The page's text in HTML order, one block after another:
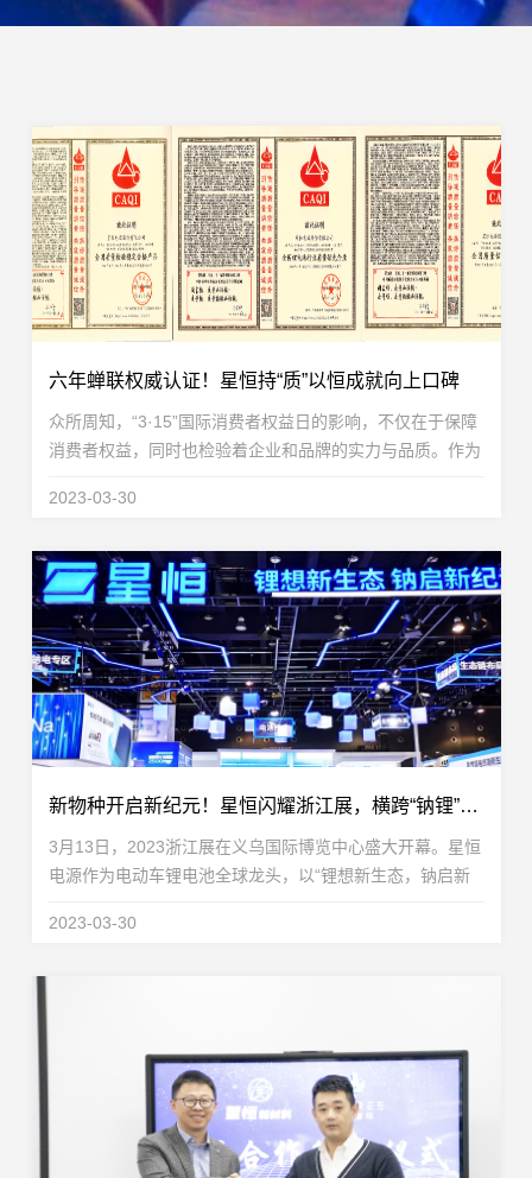
六年蝉联权威认证！星恒持“质”以恒成就向上口碑
众所周知，“3·15”国际消费者权益日的影响，不仅在于保障
消费者权益，同时也检验着企业和品牌的实力与品质。作为
单单的口号，而是企业与品牌要实实在在担...
2023-03-30
新物种开启新纪元！星恒闪耀浙江展，横跨“钠锂”引全场瞩目
3月13日，2023浙江展在义乌国际博览中心盛大开幕。星恒
电源作为电动车锂电池全球龙头，以“锂想新生态，钠启新
展，星恒引领趋势，看点十足。“第一代全气候超跑钠...
2023-03-30